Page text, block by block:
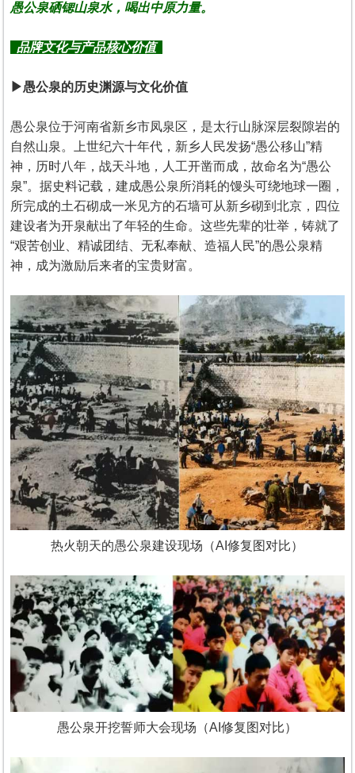
愚公泉硒锶山泉水，喝出中原力量。
品牌文化与产品核心价值
▶愚公泉的历史渊源与文化价值
愚公泉位于河南省新乡市凤泉区，是太行山脉深层裂隙岩的
自然山泉。上世纪六十年代，新乡人民发扬“愚公移山”精
神，历时八年，战天斗地，人工开凿而成，故命名为“愚公
泉”。据史料记载，建成愚公泉所消耗的馒头可绕地球一圈，
所完成的土石砌成一米见方的石墙可从新乡砌到北京，四位
建设者为开泉献出了年轻的生命。这些先辈的壮举，铸就了
“艰苦创业、精诚团结、无私奉献、造福人民”的愚公泉精
神，成为激励后来者的宝贵财富。
热火朝天的愚公泉建设现场（AI修复图对比）
愚公泉开挖誓师大会现场（AI修复图对比）